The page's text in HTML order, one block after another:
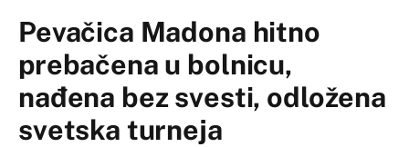
Pevačica Madona hitno
prebačena u bolnicu,
nađena bez svesti, odložena
svetska turneja